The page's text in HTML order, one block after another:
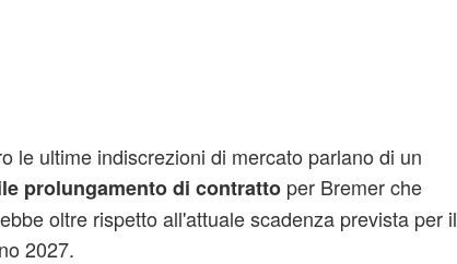
le ultime indiscrezioni di mercato parlano di un
prolungamento di contrattoper Bremer che
oltre rispetto all'attuale scadenza prevista per il
2027.